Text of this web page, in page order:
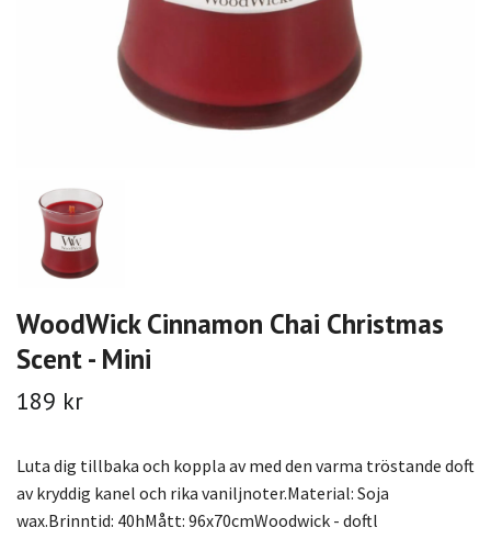
WoodWick Cinnamon Chai Christmas
Scent - Mini
189 kr
Luta dig tillbaka och koppla av med den varma tröstande doft
av kryddig kanel och rika vaniljnoter.Material: Soja
wax.Brinntid: 40hMått: 96x70cmWoodwick - doftl